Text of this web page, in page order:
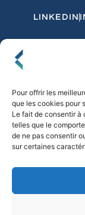
Pour offrir les
que les cookies pour
Le fait de consentir à
telles que le
de ne pas consentir
sur certaines
LINKEDIN
Politique de
©